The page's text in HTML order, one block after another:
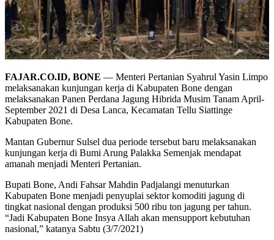
FAJAR.CO.ID, BONE — Menteri Pertanian Syahrul Yasin Limpo
melaksanakan kunjungan kerja di Kabupaten Bone dengan
melaksanakan Panen Perdana Jagung Hibrida Musim Tanam April-
September 2021 di Desa Lanca, Kecamatan Tellu Siattinge
Kabupaten Bone.
Mantan Gubernur Sulsel dua periode tersebut baru melaksanakan
kunjungan kerja di Bumi Arung Palakka Semenjak mendapat
amanah menjadi Menteri Pertanian.
Bupati Bone, Andi Fahsar Mahdin Padjalangi menuturkan
Kabupaten Bone menjadi penyuplai sektor komoditi jagung di
tingkat nasional dengan produksi 500 ribu ton jagung per tahun.
“Jadi Kabupaten Bone Insya Allah akan mensupport kebutuhan
nasional,” katanya Sabtu (3/7/2021)